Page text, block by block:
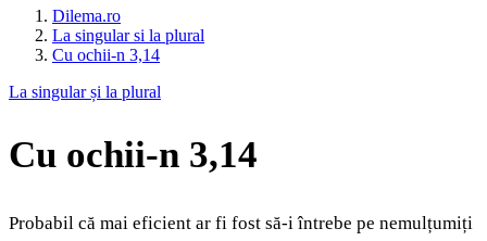
Dilema.ro
La singular si la plural
Cu ochii-n 3,14
La singular și la plural
Cu ochii-n 3,14
Probabil că mai eficient ar fi fost să-i întrebe pe nemulțumiți